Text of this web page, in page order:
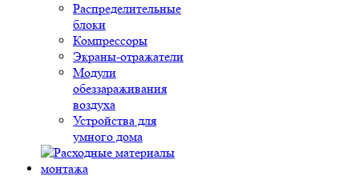
Распределительные
блоки
Компрессоры
Экраны-отражатели
Модули
обеззараживания
воздуха
Устройства для
умного дома